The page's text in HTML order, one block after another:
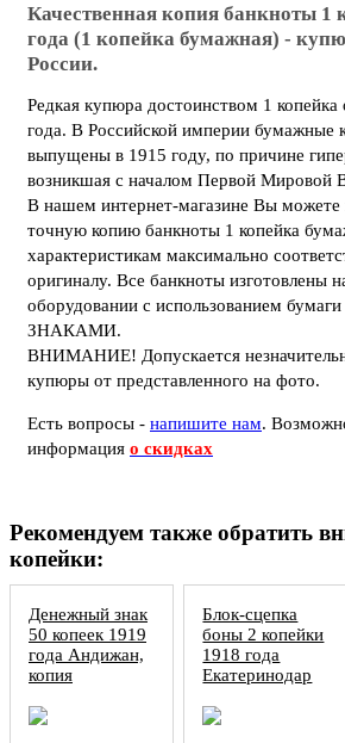
Качественная копия банкноты 1
года (1 копейка бумажная) -
России.
Редкая купюра достоинством 1 копейка
года. В Российской империи бумажные
выпущены в 1915 году, по причине
возникшая с началом Первой Мировой
В нашем интернет-магазине Вы можете
точную копию банкноты 1 копейка
характеристикам максимально
оригиналу. Все банкноты изготовлены
оборудовании с использованием
ЗНАКАМИ.
ВНИМАНИЕ! Допускается
купюры от представленного на фото.
Есть вопросы - напишите нам.
информация о скидках
Рекомендуем также обратить
копейки:
Денежный знак
50 копеек 1919
года Андижан,
копия
Блок-сцепка
боны 2 копейки
1918 года
Екатеринодар